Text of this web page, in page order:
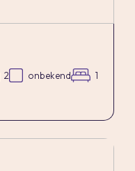
2 onbekend 1